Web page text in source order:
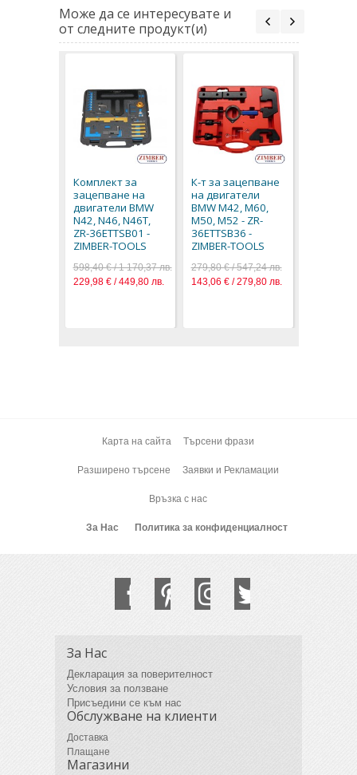
Може да се интересувате и
от следните продукт(и)
Комплект за
зацепване на
двигатели BMW
N42, N46, N46T,
ZR-36ETTSB01 -
ZIMBER-TOOLS
598,40 € / 1 170,37 лв.
229,98 € / 449,80 лв.
К-т за зацепване
на двигатели
BMW M42, M60,
M50, M52 - ZR-
36ETTSB36 -
ZIMBER-TOOLS
279,80 € / 547,24 лв.
143,06 € / 279,80 лв.
Карта на сайта Търсени фрази
Разширено търсене Заявки и Рекламации
Връзка с нас
За Нас Политика за конфиденциалност
За Нас
Декларация за поверителност
Условия за ползване
Присъедини се към нас
Обслужване на клиенти
Доставка
Плащане
Магазини